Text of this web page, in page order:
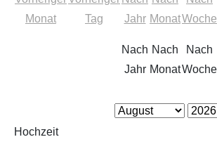
Nach
Jahr
Nach
Monat
Nach
Woche
Hochzeit